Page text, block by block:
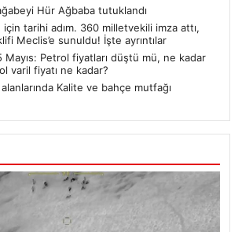
Hür Ağbaba tutuklandı
tarihi adım. 360 milletvekili imza attı,
Meclis’e sunuldu! İşte ayrıntılar
Mayıs: Petrol fiyatları düştü mü, ne kadar
varil fiyatı ne kadar?
Kalite ve bahçe mutfağı